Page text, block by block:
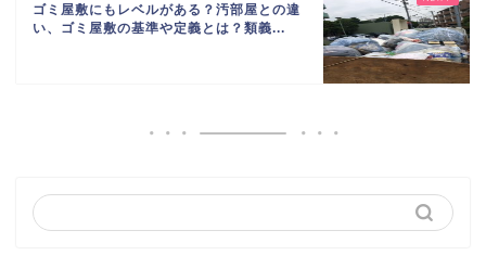
ゴミ屋敷にもレベルがある？汚部屋との違
い、ゴミ屋敷の基準や定義とは？類義...